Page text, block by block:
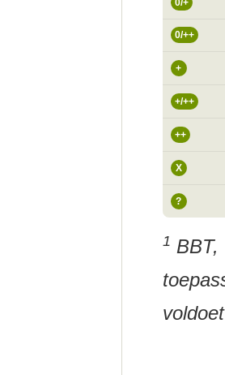
0/++
+
+/++
++
X
?
1 BBT,